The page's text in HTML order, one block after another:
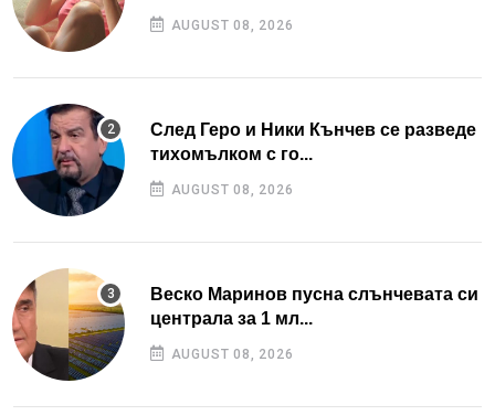
AUGUST 08, 2026
След Геро и Ники Кънчев се разведе
тихомълком с го...
AUGUST 08, 2026
Веско Маринов пусна слънчевата си
централа за 1 мл...
AUGUST 08, 2026